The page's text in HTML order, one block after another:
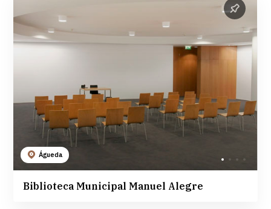
Águeda
Biblioteca Municipal Manuel Alegre